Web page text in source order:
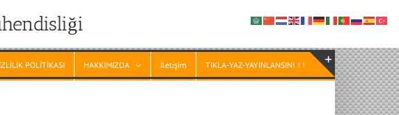
POLİTİKASI HAKKIMIZDA İletişim TIKLA-YAZ-YAYINLANSIN! ! !
Toggle
Sliding